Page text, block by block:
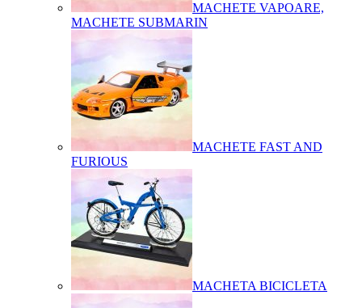
MACHETE VAPOARE,
MACHETE SUBMARIN
MACHETE FAST AND
FURIOUS
MACHETA BICICLETA